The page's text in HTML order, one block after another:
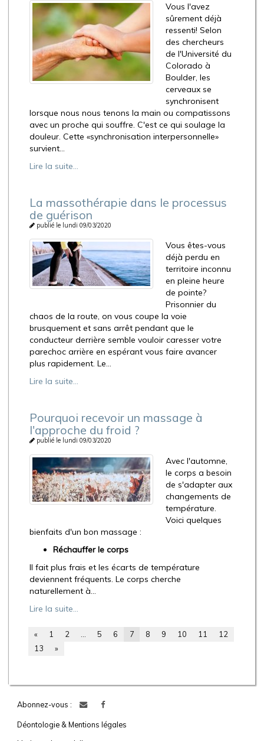
Vous l'avez
sûrement déjà
ressenti! Selon
des chercheurs
de l'Université du
Colorado à
Boulder, les
cerveaux se
synchronisent
lorsque nous nous tenons la main ou compatissons
avec un proche qui souffre. C'est ce qui soulage la
douleur. Cette «synchronisation interpersonnelle»
survient...
Lire la suite...
La massothérapie dans le processus
de guérison
publié le lundi 09/03/2020
Vous êtes-vous
déjà perdu en
territoire inconnu
en pleine heure
de pointe?
Prisonnier du
chaos de la route, on vous coupe la voie
brusquement et sans arrêt pendant que le
conducteur derrière semble vouloir caresser votre
parechoc arrière en espérant vous faire avancer
plus rapidement. Le...
Lire la suite...
Pourquoi recevoir un massage à
l'approche du froid ?
publié le lundi 09/03/2020
Avec l'automne,
le corps a besoin
de s'adapter aux
changements de
température.
Voici quelques
bienfaits d'un bon massage :
Réchauffer le corps
Il fait plus frais et les écarts de température
deviennent fréquents. Le corps cherche
naturellement à...
Lire la suite...
« 1 2 5 6 7 8 9 10 11
12
13
»
Abonnez-vous :
Déontologie & Mentions légales